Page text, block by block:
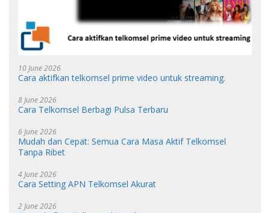
10 June 2026
Cara aktifkan telkomsel prime video untuk streaming.
8 June 2026
Cara Telkomsel Berbagi Pulsa Terbaru
6 June 2026
Mudah dan Cepat: Semua Cara Masa Aktif Telkomsel
Tanpa Ribet
4 June 2026
Cara Setting APN Telkomsel Akurat
2 June 2026